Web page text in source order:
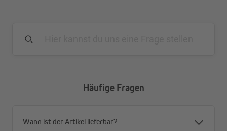
13 oder 25 mm Materialstärke
Häufige Fragen
Wann ist der Artikel lieferbar?